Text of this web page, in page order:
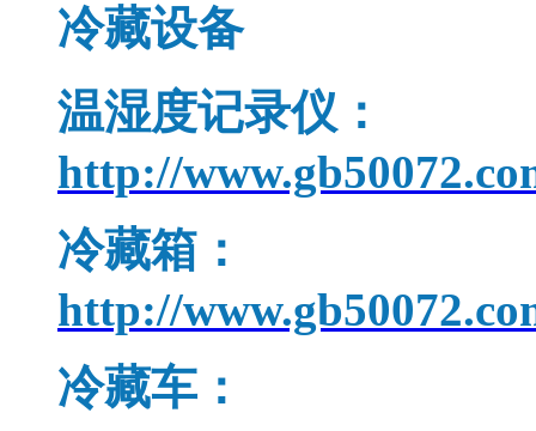
冷藏设备
温湿度记录仪：
http://
冷藏箱：
http://
冷藏车：